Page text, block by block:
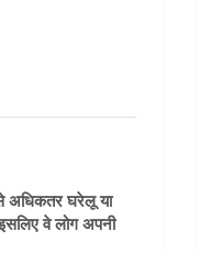
अधिकतर घरेलू या
वे लोग अपनी